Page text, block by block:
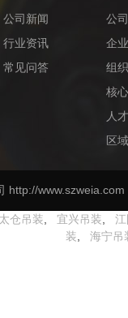
公司新闻
行业资讯
常见问答
公
企
组
核
人
区
http://
太仓吊装, 宜兴吊装,
装, 海宁吊